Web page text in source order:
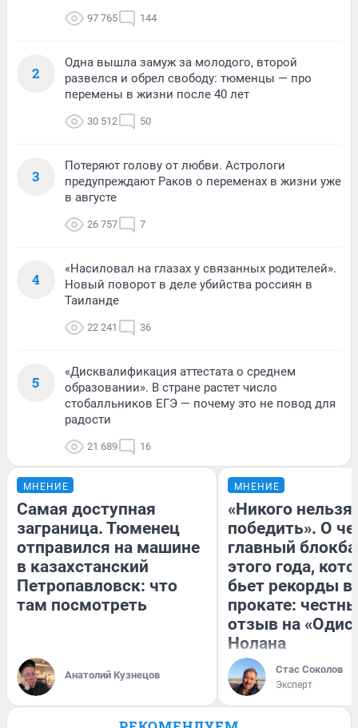
97 765 144
2
Одна вышла замуж за молодого, второй
развелся и обрел свободу: тюменцы — про
перемены в жизни после 40 лет
30 512 50
3
Потеряют голову от любви. Астрологи
предупреждают Раков о переменах в жизни уже
в августе
26 757 7
4
«Насиловал на глазах у связанных родителей».
Новый поворот в деле убийства россиян в
Таиланде
22 241 36
5
«Дисквалификация аттестата о среднем
образовании». В стране растет число
стобалльников ЕГЭ — почему это не повод для
радости
21 689 16
МНЕНИЕ
Самая доступная
заграница. Тюменец
отправился на машине
в казахстанский
Петропавловск: что
там посмотреть
Анатолий Кузнецов
МНЕНИЕ
«Никого нельзя
победить». О
главный
этого года,
бьет рекорды в
прокате:
отзыв на
Нолана
Стас Соколов
Эксперт